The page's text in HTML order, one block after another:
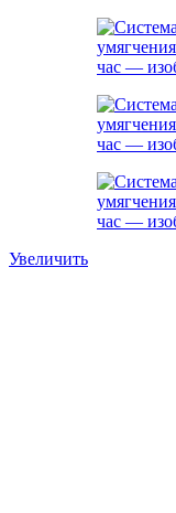
Увеличить